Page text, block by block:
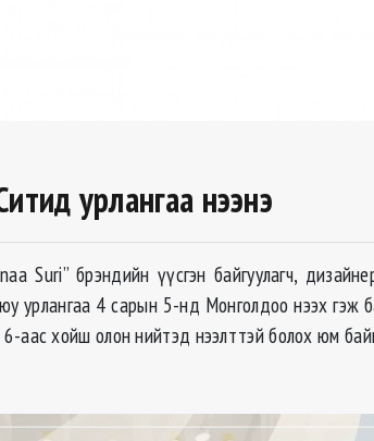
урлангаа нээнэ
Suri” брэндийн үүсгэн байгуулагч,
урлангаа 4 сарын 5-нд Монголдоо нээх гэж
аас хойш олон нийтэд нээлттэй болох юм